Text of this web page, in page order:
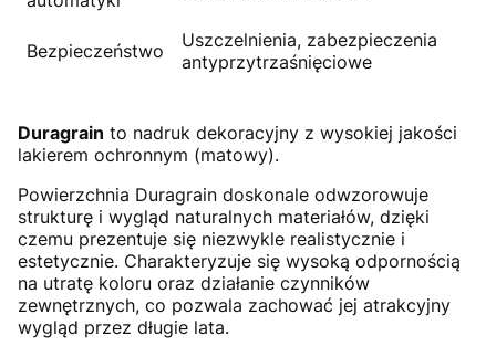
Bezpieczeństwo
Uszczelnienia, zabezpieczenia
antyprzytrzaśnięciowe
Duragrain to nadruk dekoracyjny z wysokiej jakości
lakierem ochronnym (matowy).
Powierzchnia Duragrain doskonale odwzorowuje
strukturę i wygląd naturalnych materiałów, dzięki
czemu prezentuje się niezwykle realistycznie i
estetycznie. Charakteryzuje się wysoką odpornością
na utratę koloru oraz działanie czynników
zewnętrznych, co pozwala zachować jej atrakcyjny
wygląd przez długie lata.